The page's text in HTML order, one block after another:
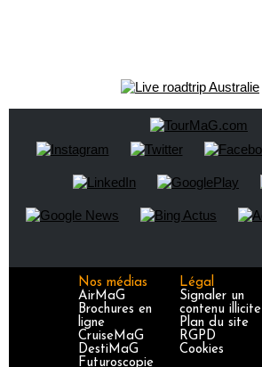
Nos médias
AirMaG
Brochures en
ligne
CruiseMaG
DestiMaG
Futuroscopie
Légal
Signaler un
contenu illicite
Plan du site
RGPD
Cookies